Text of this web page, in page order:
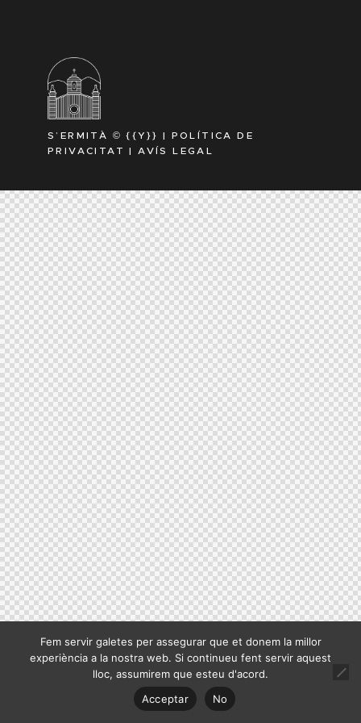
S’ERMITÀ © {{Y}} | POLÍTICA DE
PRIVACITAT |AVÍS LEGAL
Fem servir galetes per assegurar que et donem la millor
experiència a la nostra web. Si continueu fent servir aquest
lloc, assumirem que esteu d'acord.
Acceptar
No